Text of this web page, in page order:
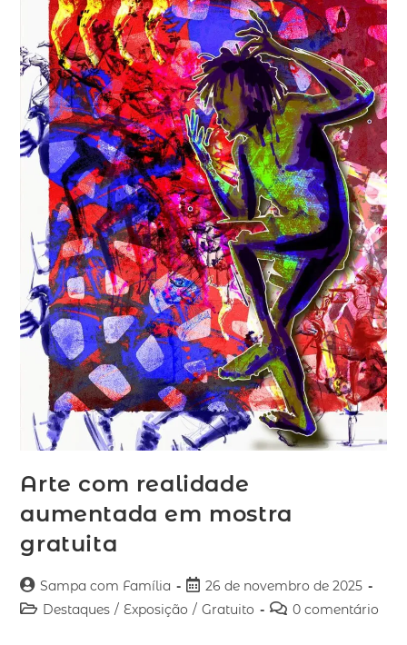
Arte com realidade
aumentada em mostra
gratuita
Sampa com Família
26 de novembro de 2025
Destaques / Exposição / Gratuito 0 comentário